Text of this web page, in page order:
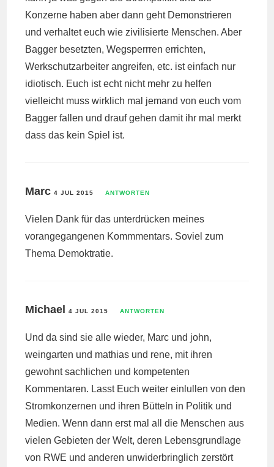
Konzerne haben aber dann geht Demonstrieren
und verhaltet euch wie zivilisierte Menschen. Aber
Bagger besetzten, Wegsperrren errichten,
Werkschutzarbeiter angreifen, etc. ist einfach nur
idiotisch. Euch ist echt nicht mehr zu helfen
vielleicht muss wirklich mal jemand von euch vom
Bagger fallen und drauf gehen damit ihr mal merkt
dass das kein Spiel ist.
Marc4 JUL 2015 ANTWORTEN
Vielen Dank für das unterdrücken meines
vorangegangenen Kommmentars. Soviel zum
Thema Demoktratie.
Michael4 JUL 2015 ANTWORTEN
Und da sind sie alle wieder, Marc und john,
weingarten und mathias und rene, mit ihren
gewohnt sachlichen und kompetenten
Kommentaren. Lasst Euch weiter einlullen von den
Stromkonzernen und ihren Bütteln in Politik und
Medien. Wenn dann erst mal all die Menschen aus
vielen Gebieten der Welt, deren Lebensgrundlage
von RWE und anderen unwiderbringlich zerstört